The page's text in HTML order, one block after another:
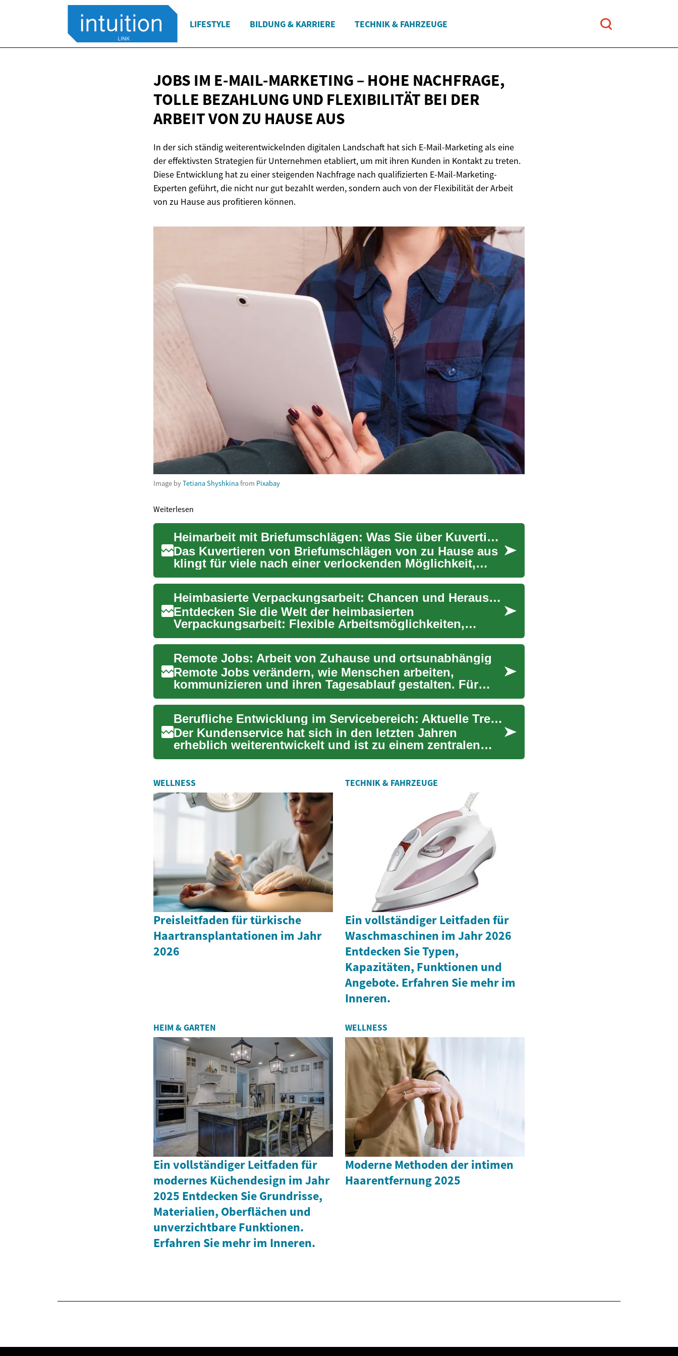
LIFESTYLE BILDUNG & KARRIERE TECHNIK & FAHRZEUGE
JOBS IM E-MAIL-MARKETING – HOHE NACHFRAGE,
TOLLE BEZAHLUNG UND FLEXIBILITÄT BEI DER
ARBEIT VON ZU HAUSE AUS
In der sich ständig weiterentwickelnden digitalen Landschaft hat sich E-Mail-Marketing als eine
der effektivsten Strategien für Unternehmen etabliert, um mit ihren Kunden in Kontakt zu treten.
Diese Entwicklung hat zu einer steigenden Nachfrage nach qualifizierten E-Mail-Marketing-
Experten geführt, die nicht nur gut bezahlt werden, sondern auch von der Flexibilität der Arbeit
von zu Hause aus profitieren können.
Image byTetiana Shyshkinafrom Pixabay
Weiterlesen
Heimarbeit mit Briefumschlägen: Was Sie über Kuvertier-Jobs wissen müssen
Das Kuvertieren von Briefumschlägen von zu Hause aus
klingt für viele nach einer verlockenden Möglichkeit,
flexibel G...
Heimbasierte Verpackungsarbeit: Chancen und Herausforderungen
Entdecken Sie die Welt der heimbasierten
Verpackungsarbeit: Flexible Arbeitsmöglichkeiten,
potenzielle Verdienstchanc...
Remote Jobs: Arbeit von Zuhause und ortsunabhängig
Remote Jobs verändern, wie Menschen arbeiten,
kommunizieren und ihren Tagesablauf gestalten. Für
viele Arbeitnehmer b...
Berufliche Entwicklung im Servicebereich: Aktuelle Trends
Der Kundenservice hat sich in den letzten Jahren
erheblich weiterentwickelt und ist zu einem zentralen
Bestandteil vi...
WELLNESS
Preisleitfaden für türkische
Haartransplantationen im Jahr
2026
TECHNIK & FAHRZEUGE
Ein vollständiger Leitfaden für
Waschmaschinen im Jahr 2026
Entdecken Sie Typen,
Kapazitäten, Funktionen und
Angebote. Erfahren Sie mehr im
Inneren.
HEIM & GARTEN
Ein vollständiger Leitfaden für
modernes Küchendesign im Jahr
2025 Entdecken Sie Grundrisse,
Materialien, Oberflächen und
unverzichtbare Funktionen.
Erfahren Sie mehr im Inneren.
WELLNESS
Moderne Methoden der intimen
Haarentfernung 2025